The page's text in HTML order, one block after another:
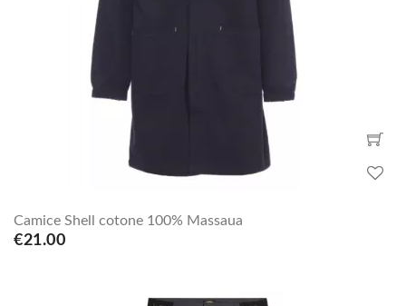
Camice Shell cotone 100% Massaua
€21.00